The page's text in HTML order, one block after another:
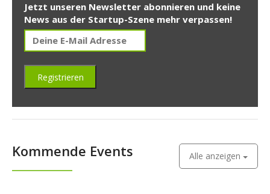
Jetzt unseren Newsletter abonnieren und keine
News aus der Startup-Szene mehr verpassen!
Kommende Events Alle anzeigen